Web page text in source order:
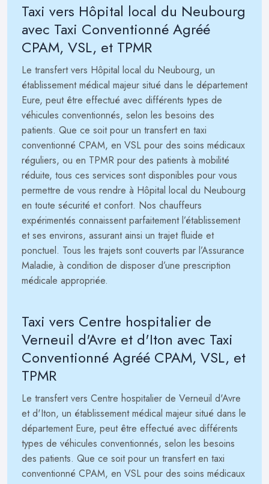
Taxi vers Hôpital local du Neubourg
avec Taxi Conventionné Agréé
CPAM, VSL, et TPMR
Le transfert vers Hôpital local du Neubourg, un
établissement médical majeur situé dans le département
Eure, peut être effectué avec différents types de
véhicules conventionnés, selon les besoins des
patients. Que ce soit pour un transfert en taxi
conventionné CPAM, en VSL pour des soins médicaux
réguliers, ou en TPMR pour des patients à mobilité
réduite, tous ces services sont disponibles pour vous
permettre de vous rendre à Hôpital local du Neubourg
en toute sécurité et confort. Nos chauffeurs
expérimentés connaissent parfaitement l’établissement
et ses environs, assurant ainsi un trajet fluide et
ponctuel. Tous les trajets sont couverts par l’Assurance
Maladie, à condition de disposer d’une prescription
médicale appropriée.
Taxi vers Centre hospitalier de
Verneuil d'Avre et d'Iton avec Taxi
Conventionné Agréé CPAM, VSL, et
TPMR
Le transfert vers Centre hospitalier de Verneuil d'Avre
et d'Iton, un établissement médical majeur situé dans le
département Eure, peut être effectué avec différents
types de véhicules conventionnés, selon les besoins
des patients. Que ce soit pour un transfert en taxi
conventionné CPAM, en VSL pour des soins médicaux